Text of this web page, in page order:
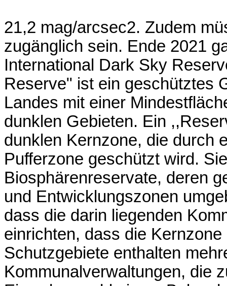
21,2 mag/arcsec2. Zudem
zugänglich sein. Ende 2021
International Dark Sky
Reserve" ist ein geschütztes
Landes mit einer
dunklen Gebieten. Ein
dunklen Kernzone, die durch
Pufferzone geschützt wird.
Biosphärenreservate, deren
und Entwicklungszonen
dass die darin liegenden
einrichten, dass die
Schutzgebiete enthalten
Kommunalverwaltungen, die